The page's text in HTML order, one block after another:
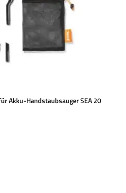
Akku-Handstaubsauger SEA 20